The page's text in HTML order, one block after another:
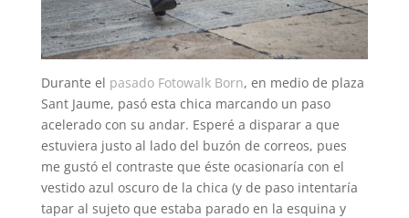
Durante el pasado Fotowalk Born, en medio de plaza
Sant Jaume, pasó esta chica marcando un paso
acelerado con su andar. Esperé a disparar a que
estuviera justo al lado del buzón de correos, pues
me gustó el contraste que éste ocasionaría con el
vestido azul oscuro de la chica (y de paso intentaría
tapar al sujeto que estaba parado en la esquina y